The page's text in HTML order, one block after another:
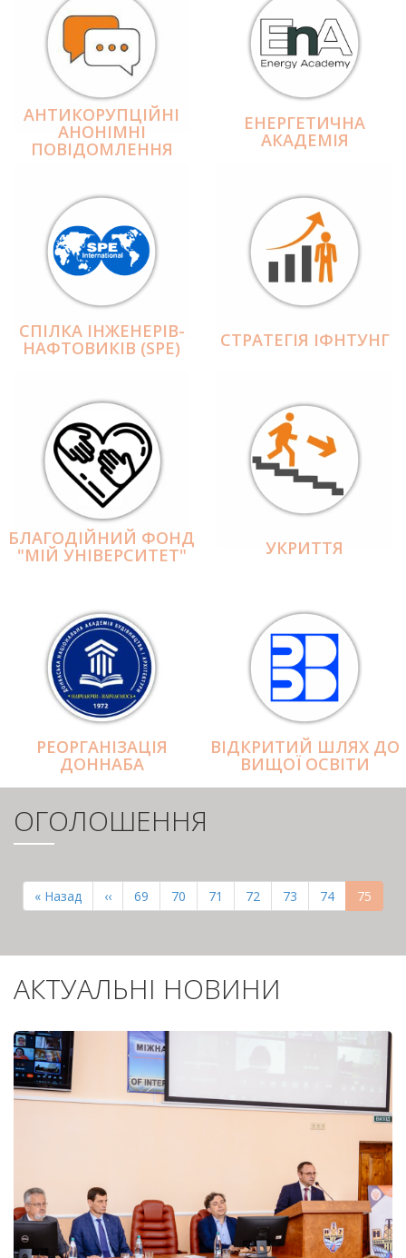
АНТИКОРУПЦІЙНІ
АНОНІМНІ
ПОВІДОМЛЕННЯ
ЕНЕРГЕТИЧНА
АКАДЕМІЯ
СПІЛКА ІНЖЕНЕРІВ-
НАФТОВИКІВ (SPE) СТРАТЕГІЯ ІФНТУНГ
БЛАГОДІЙНИЙ ФОНД
"МІЙ УНІВЕРСИТЕТ" УКРИТТЯ
РЕОРГАНІЗАЦІЯ
ДОННАБА
ВІДКРИТИЙ ШЛЯХ ДО
ВИЩОЇ ОСВІТИ
ОГОЛОШЕННЯ
СТОРІНКИ
Перша
сторінка
« Назад
Попередня
сторінка
‹‹ Page
69 Page
70 Page
71 Page
72 Page
73 Page
74 75
АКТУАЛЬНІ НОВИНИ